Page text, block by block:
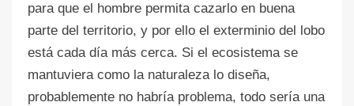
para que el hombre permita cazarlo en buena
parte del territorio, y por ello el exterminio del lobo
está cada día más cerca. Si el ecosistema se
mantuviera como la naturaleza lo diseña,
probablemente no habría problema, todo sería una